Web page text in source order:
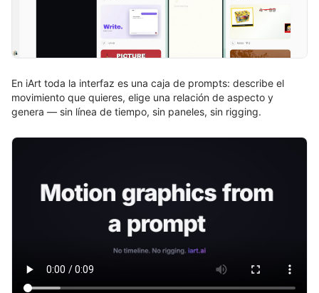
En iArt toda la interfaz es una caja de prompts: describe el
movimiento que quieres, elige una relación de aspecto y
genera — sin línea de tiempo, sin paneles, sin rigging.